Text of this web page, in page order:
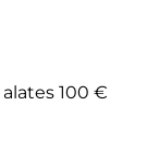
alates 100 €